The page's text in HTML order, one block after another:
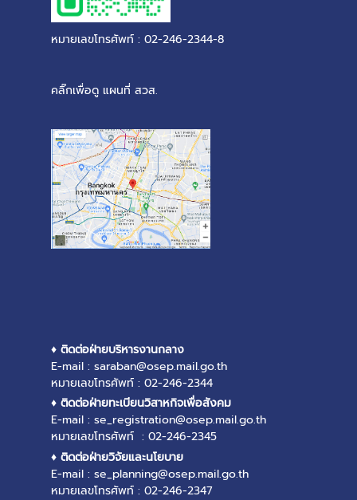
หมายเลขโทรศัพท์ : 02-246-2344-8
คลิ๊กเพื่อดู แผนที่ สวส.
♦ ติดต่อฝ่ายบริหารงานกลาง
E-mail : saraban@osep.mail.go.th
หมายเลขโทรศัพท์ : 02-246-2344
♦ ติดต่อฝ่ายทะเบียนวิสาหกิจเพื่อสังคม
E-mail : se_registration@osep.mail.go.th
หมายเลขโทรศัพท์ : 02-246-2345
♦ ติดต่อฝ่ายวิจัยและนโยบาย
E-mail : se_planning@osep.mail.go.th
หมายเลขโทรศัพท์ : 02-246-2347